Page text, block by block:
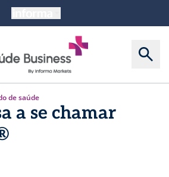
de saúde
a se chamar